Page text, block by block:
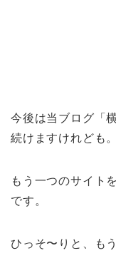
今後は当ブログ「
続けますけれども。
もう一つのサイト
です。
ひっそ〜りと、も